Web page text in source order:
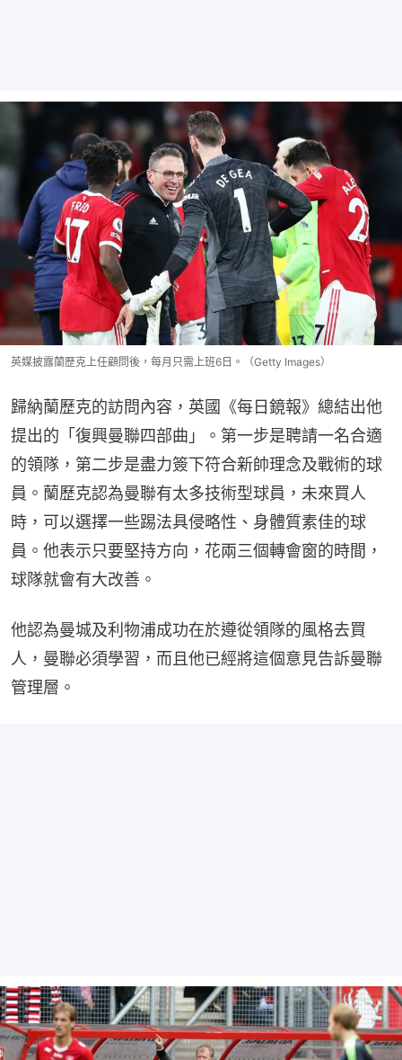
英媒披露蘭歷克上任顧問後，每月只需上班6日。（Getty Images）
歸納蘭歷克的訪問內容，英國《每日鏡報》總結出他
提出的「復興曼聯四部曲」。第一步是聘請一名合適
的領隊，第二步是盡力簽下符合新帥理念及戰術的球
員。蘭歷克認為曼聯有太多技術型球員，未來買人
時，可以選擇一些踢法具侵略性、身體質素佳的球
員。他表示只要堅持方向，花兩三個轉會窗的時間，
球隊就會有大改善。
他認為曼城及利物浦成功在於遵從領隊的風格去買
人，曼聯必須學習，而且他已經將這個意見告訴曼聯
管理層。